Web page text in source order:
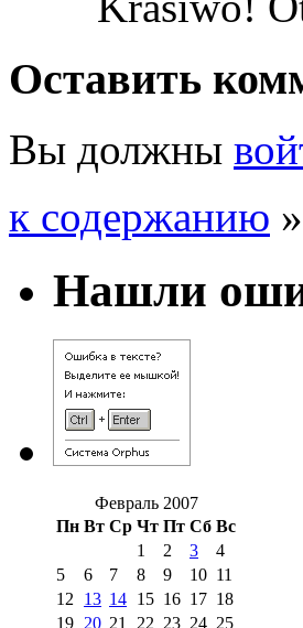
Оставить
Вы должны
к содержанию »
Нашли
Февраль 2007
Пн Вт Ср Чт Пт Сб Вс
1
2 3
4
5
6 7 8 9 10 11
12
13 14 15 16 17 18
19 20 21 22 23 24 25